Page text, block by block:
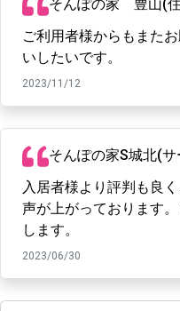
そんぽの家 豊山(
ご利用者様からもまた
いしたいです。
2023/11/12
そんぽの家S城北(
入居者様より評判も良
声が上がっております
します。
2023/06/30